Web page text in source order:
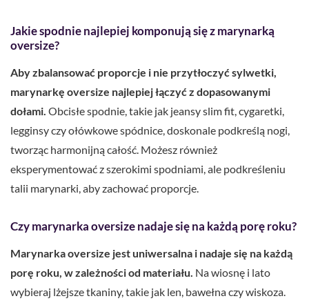
Jakie spodnie najlepiej komponują się z marynarką
oversize?
Aby zbalansować proporcje i nie przytłoczyć sylwetki,
marynarkę oversize najlepiej łączyć z dopasowanymi
dołami. Obcisłe spodnie, takie jak jeansy slim fit, cygaretki,
legginsy czy ołówkowe spódnice, doskonale podkreślą nogi,
tworząc harmonijną całość. Możesz również
eksperymentować z szerokimi spodniami, ale podkreśleniu
talii marynarki, aby zachować proporcje.
Czy marynarka oversize nadaje się na każdą porę roku?
Marynarka oversize jest uniwersalna i nadaje się na każdą
porę roku, w zależności od materiału. Na wiosnę i lato
wybieraj lżejsze tkaniny, takie jak len, bawełna czy wiskoza.